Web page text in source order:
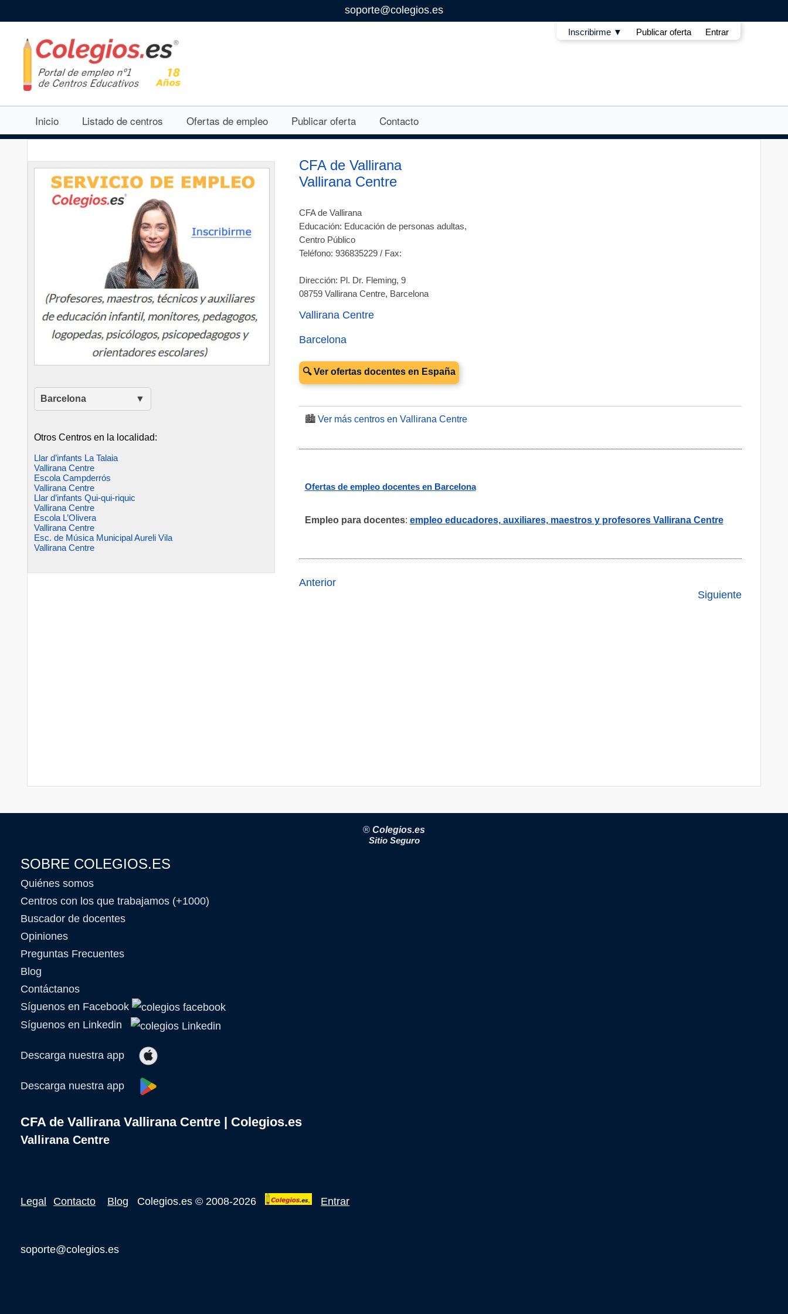
soporte@colegios.es
Inscribirme ▼ Publicar oferta Entrar
Inicio Listado de centros Ofertas de empleo Publicar oferta Contacto
CFA de Vallirana
Vallirana Centre
CFA de Vallirana
Educación: Educación de personas adultas,
Centro Público
Teléfono: 936835229 / Fax:
Dirección: Pl. Dr. Fleming, 9
08759 Vallirana Centre, Barcelona
Vallirana Centre
Barcelona
🔍 Ver ofertas docentes en España
🏙️ Ver más centros en Vallirana Centre
Ofertas de empleo docentes en Barcelona
Empleo para docentes: empleo educadores, auxiliares, maestros y profesores Vallirana Centre
Anterior
Siguiente
Barcelona
Otros Centros en la localidad:
Llar d’infants La Talaia
Vallirana Centre
Escola Campderrós
Vallirana Centre
Llar d’infants Qui-qui-riquic
Vallirana Centre
Escola L’Olivera
Vallirana Centre
Esc. de Música Municipal Aureli Vila
Vallirana Centre
® Colegios.es
Sitio Seguro
SOBRE COLEGIOS.ES
Quiénes somos
Centros con los que trabajamos (+1000)
Buscador de docentes
Opiniones
Preguntas Frecuentes
Blog
Contáctanos
Síguenos en Facebook
Síguenos en Linkedin
Descarga nuestra app
Descarga nuestra app
CFA de Vallirana Vallirana Centre | Colegios.es
Vallirana Centre
Legal Contacto Blog Colegios.es © 2008-2026 Entrar
soporte@colegios.es